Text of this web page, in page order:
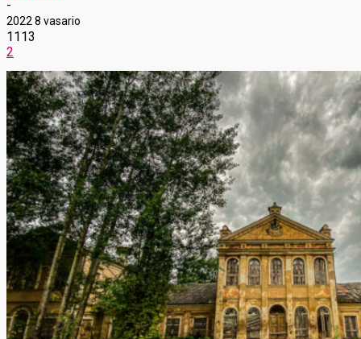
-
2022 8 vasario
1113
2